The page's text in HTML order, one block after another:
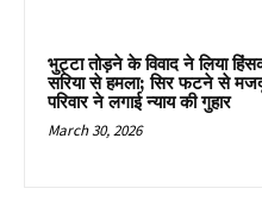
भुट्टा तोड़ने के विवाद ने लिया
सरिया से हमला; सिर फटने से
परिवार ने लगाई न्याय की गुहार
March 30, 2026